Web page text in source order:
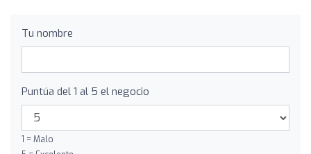
Tu nombre
Puntúa del 1 al 5 el negocio
1 = Malo